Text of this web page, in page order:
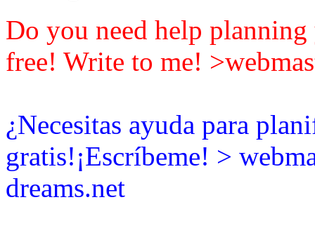
Do you need help
free! Write to me!
¿Necesitas ayuda para
gratis!¡Escríbeme! >
dreams.net